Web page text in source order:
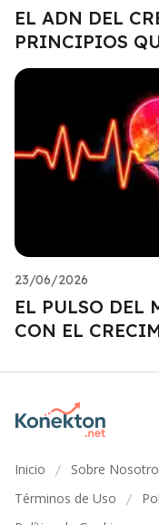
EL ADN DEL
PRINCIPIOS
23/06/2026
EL PULSO DEL
CON EL
Inicio / Sobre
Términos de Uso /